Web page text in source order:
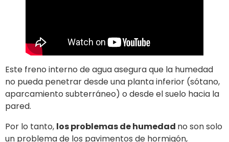
Este freno interno de agua asegura que la humedad
no pueda penetrar desde una planta inferior (sótano,
aparcamiento subterráneo) o desde el suelo hacia la
pared.
Por lo tanto, los problemas de humedad no son solo
un problema de los pavimentos de hormigón,